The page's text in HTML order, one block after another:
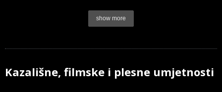
show more
Kazališne, filmske i plesne umjetnosti